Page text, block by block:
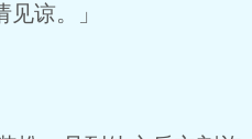
谅。」